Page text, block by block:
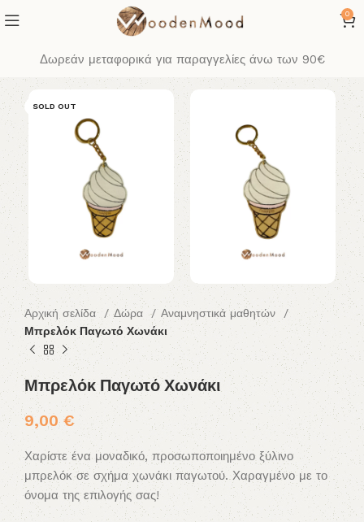
0
Δωρεάν μεταφορικά για παραγγελίες άνω των 90€
SOLD OUT
Αρχική σελίδα Δώρα
Αναμνηστικά μαθητών
Μπρελόκ Παγωτό Χωνάκι
Μπρελόκ Παγωτό Χωνάκι
9,00€
Χαρίστε ένα μοναδικό, προσωποποιημένο ξύλινο
μπρελόκ σε σχήμα χωνάκι παγωτού. Χαραγμένο με το
όνομα της επιλογής σας!